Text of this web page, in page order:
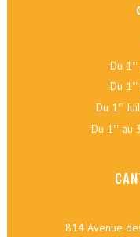
Du 1 er
Du 1 er
Du 1 er
Du 1 er au
814 Avenue